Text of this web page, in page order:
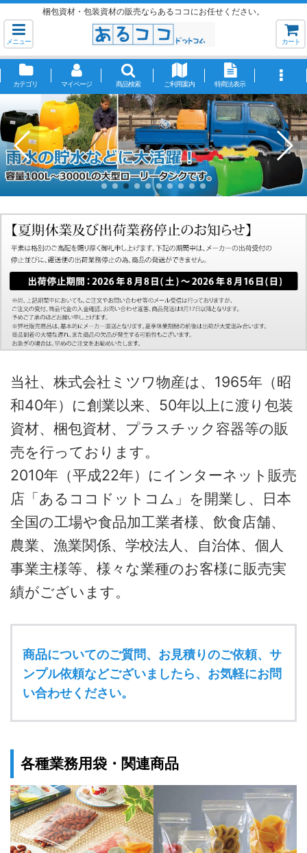
梱包資材・包装資材の販売ならあるココにお任せください。
メニュー カート
カテゴリ マイページ 商品検索 ご利用案内 特商法表示
当社、株式会社ミツワ物産は、1965年（昭
和40年）に創業以来、50年以上に渡り包装
資材、梱包資材、プラスチック容器等の販
売を行っております。
2010年（平成22年）にインターネット販売
店「あるココドットコム」を開業し、日本
全国の工場や食品加工業者様、飲食店舗、
農業、漁業関係、学校法人、自治体、個人
事業主様等、様々な業種のお客様に販売実
績がございます。
商品についてのご質問、お見積りのご依頼、サ
ンプル依頼などございましたら、お気軽にお問
い合わせください。
各種業務用袋・関連商品